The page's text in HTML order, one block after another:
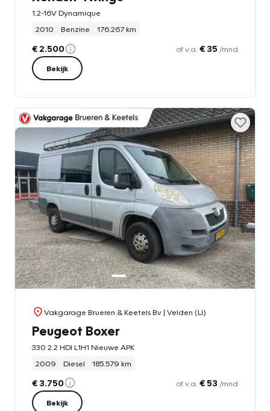
1.2-16V Dynamique
2010
Benzine 176.267 km
€ 2.500 of v.a. € 35 /mnd
Bekijk
Vakgarage Brueren & Keetels Bv| Velden (LI)
Peugeot Boxer
330 2.2 HDI L1H1 Nieuwe APK
2009
Diesel 185.579 km
€ 3.750 of v.a. € 53 /mnd
Bekijk